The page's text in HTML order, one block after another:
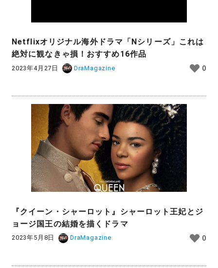
Netflixオリジナル海外ドラマ「Nシリーズ」これは
絶対に観なきゃ損！おすすめ16作品
2023年4月27日 DraMagazine 0
『クイーン・シャーロット』シャーロット王妃とジ
ョージ国王の結婚を描くドラマ
2023年5月8日 DraMagazine 0